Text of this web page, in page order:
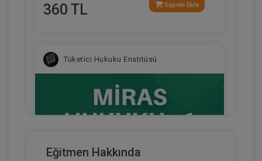
360 TL Sepete Ekle
Tüketici Hukuku Enstitüsü
Eğitmen Hakkında